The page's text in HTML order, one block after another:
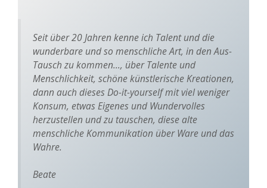
Seit über 20 Jahren kenne ich Talent und die
wunderbare und so menschliche Art, in den Aus-
Tausch zu kommen…, über Talente und
Menschlichkeit, schöne künstlerische Kreationen,
dann auch dieses Do-it-yourself mit viel weniger
Konsum, etwas Eigenes und Wundervolles
herzustellen und zu tauschen, diese alte
menschliche Kommunikation über Ware und das
Wahre.
Beate